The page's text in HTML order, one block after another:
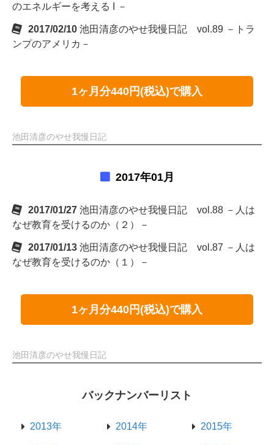
のエネルギーを考える I －
2017/02/10 池田清彦のやせ我慢日記 vol.89 －トラ
ンプのアメリカ－
1ヶ月分440円(税込)で購入
池田清彦のやせ我慢日記
2017年01月
2017/01/27 池田清彦のやせ我慢日記 vol.88 －人は
なぜ教育を受けるのか（２）－
2017/01/13 池田清彦のやせ我慢日記 vol.87 －人は
なぜ教育を受けるのか（１）－
1ヶ月分440円(税込)で購入
池田清彦のやせ我慢日記
バックナンバーリスト
2013年 2014年 2015年